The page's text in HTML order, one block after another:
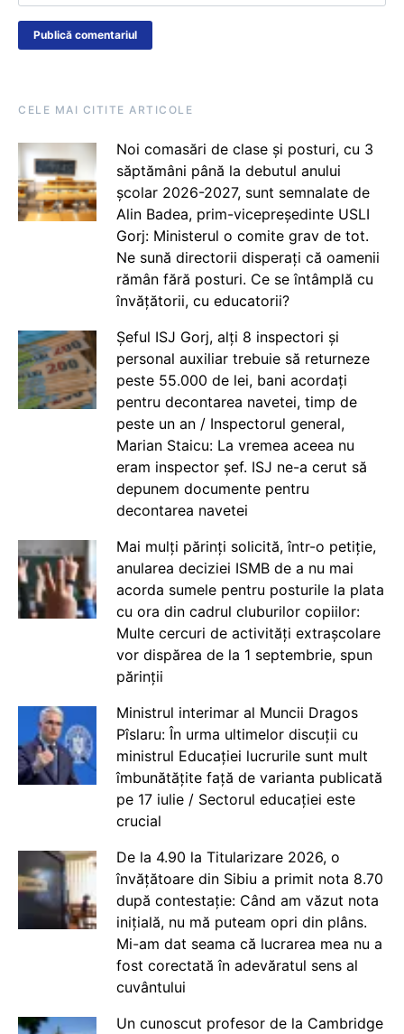
CELE MAI CITITE ARTICOLE
Noi comasări de clase și posturi, cu 3
săptămâni până la debutul anului
școlar 2026-2027, sunt semnalate de
Alin Badea, prim-vicepreședinte USLI
Gorj: Ministerul o comite grav de tot.
Ne sună directorii disperați că oamenii
rămân fără posturi. Ce se întâmplă cu
învățătorii, cu educatorii?
Șeful ISJ Gorj, alți 8 inspectori și
personal auxiliar trebuie să returneze
peste 55.000 de lei, bani acordați
pentru decontarea navetei, timp de
peste un an / Inspectorul general,
Marian Staicu: La vremea aceea nu
eram inspector șef. ISJ ne-a cerut să
depunem documente pentru
decontarea navetei
Mai mulți părinți solicită, într-o petiție,
anularea deciziei ISMB de a nu mai
acorda sumele pentru posturile la plata
cu ora din cadrul cluburilor copiilor:
Multe cercuri de activități extrașcolare
vor dispărea de la 1 septembrie, spun
părinții
Ministrul interimar al Muncii Dragos
Pîslaru: În urma ultimelor discuții cu
ministrul Educației lucrurile sunt mult
îmbunătățite față de varianta publicată
pe 17 iulie / Sectorul educației este
crucial
De la 4.90 la Titularizare 2026, o
învățătoare din Sibiu a primit nota 8.70
după contestație: Când am văzut nota
inițială, nu mă puteam opri din plâns.
Mi-am dat seama că lucrarea mea nu a
fost corectată în adevăratul sens al
cuvântului
Un cunoscut profesor de la Cambridge